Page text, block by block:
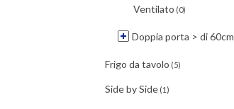
Ventilato (0)
Doppia porta > di 60cm
Frigo da tavolo (5)
Side by Side (1)